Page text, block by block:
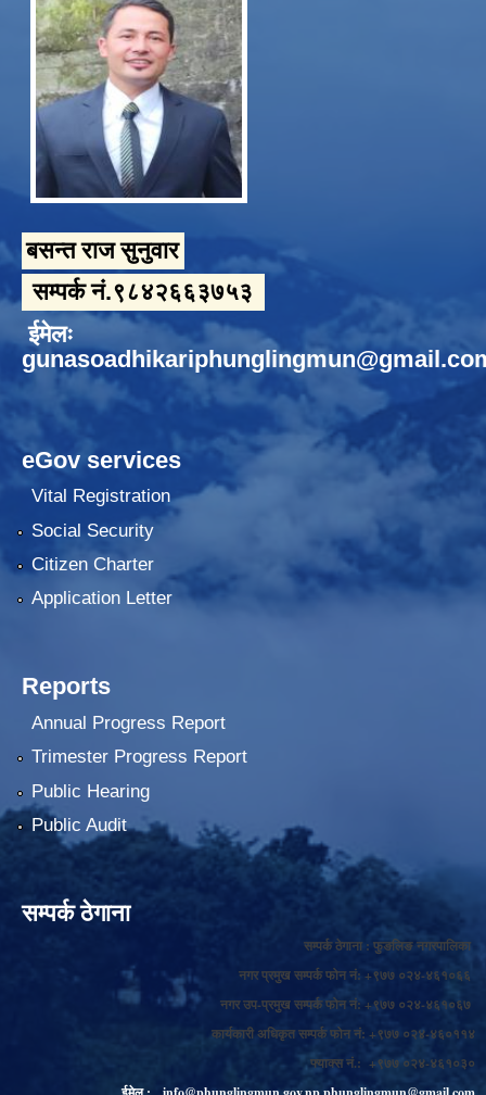
बसन्त राज सुनुवार
सम्पर्क नं.९८४२६६३७५३
ईमेलः
eGov services
Vital Registration
Social Security
Citizen Charter
Application Letter
Reports
Annual Progress Report
Trimester Progress Report
Public Hearing
Public Audit
सम्पर्क ठेगाना
सम्पर्क ठेगाना : फुङलिङ नगरपालिका
नगर प्रमुख सम्पर्क फोन नं: +९७७ ०२४-४६१०६६
नगर उप-प्रमुख सम्पर्क फोन नं: +९७७ ०२४-४६१०६७
कार्यकारी अधिकृत सम्पर्क फोन नं: +९७७ ०२४-४६०११४
फ्याक्स नं.: +९७७ ०२४-४६१०३०